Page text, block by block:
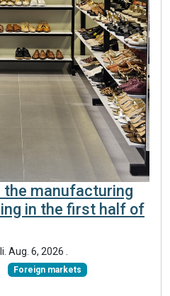
the manufacturing
in the first half of
Aug. 6, 2026
Foreign markets